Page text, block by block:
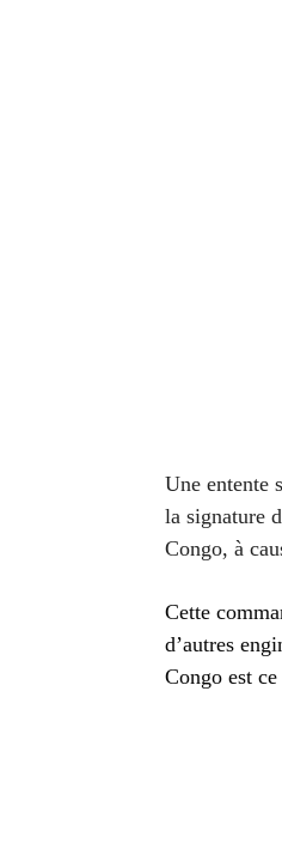
Une entente
la signature
Congo, à
Cette
d’autres
Congo est